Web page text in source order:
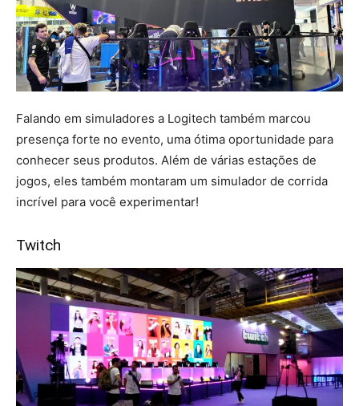
Falando em simuladores a Logitech também marcou
presença forte no evento, uma ótima oportunidade para
conhecer seus produtos. Além de várias estações de
jogos, eles também montaram um simulador de corrida
incrível para você experimentar!
Twitch